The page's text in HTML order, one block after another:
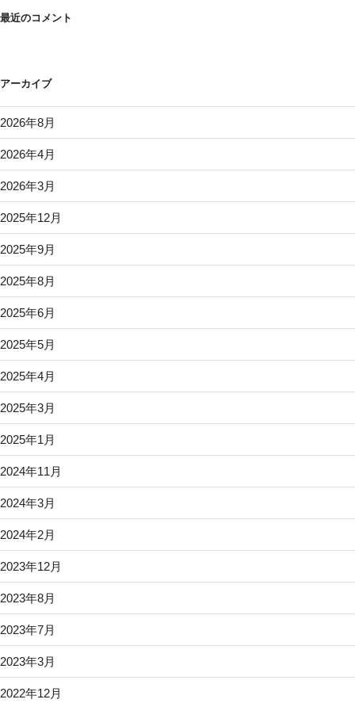
最近のコメント
アーカイブ
2026年8月
2026年4月
2026年3月
2025年12月
2025年9月
2025年8月
2025年6月
2025年5月
2025年4月
2025年3月
2025年1月
2024年11月
2024年3月
2024年2月
2023年12月
2023年8月
2023年7月
2023年3月
2022年12月